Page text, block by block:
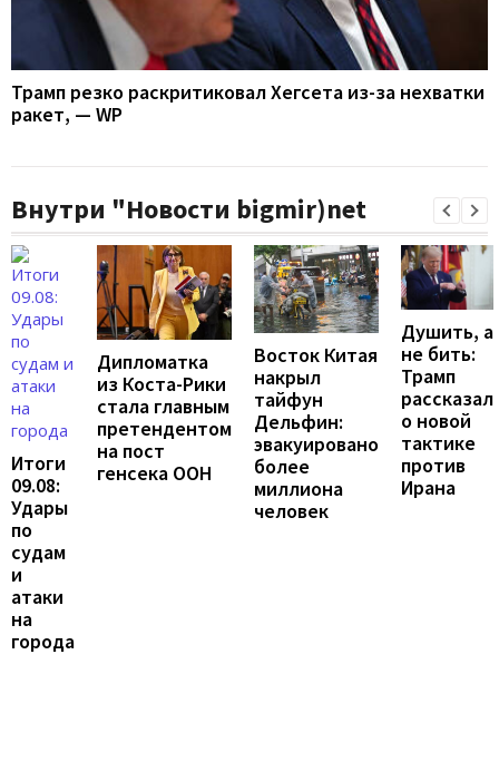
Трамп резко раскритиковал Хегсета из-за нехватки
ракет, — WP
Внутри "Новости bigmir)net
Итоги
09.08:
Удары
по
судам
и
атаки
на
города
Дипломатка
из Коста-Рики
стала главным
претендентом
на пост
генсека ООН
Восток Китая
накрыл
тайфун
Дельфин:
эвакуировано
более
миллиона
человек
Душить, а
не бить:
Трамп
рассказал
о новой
тактике
против
Ирана